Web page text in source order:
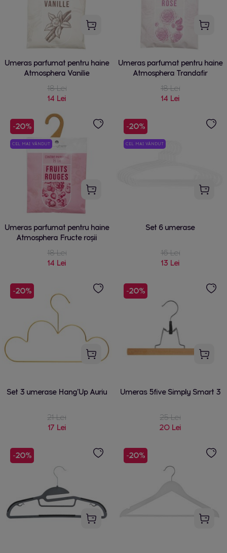
Umeras parfumat pentru haine
Atmosphera Vanilie
18 Lei
14 Lei
Umeras parfumat pentru haine
Atmosphera Trandafir
18 Lei
14 Lei
-20%
CEL MAI VÂNDUT
Umeras parfumat pentru haine
Atmosphera Fructe roșii
18 Lei
14 Lei
-20%
CEL MAI VÂNDUT
Set 6 umerase
16 Lei
13 Lei
-20%
Set 3 umerase Hang'Up Auriu
21 Lei
17 Lei
-20%
Umeras 5five Simply Smart 3
25 Lei
20 Lei
-20% -20%